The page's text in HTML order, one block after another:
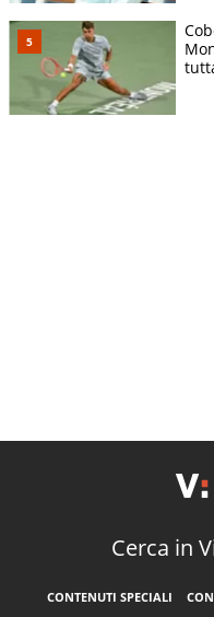
Cerca in
CONTENUTI SPECIALI